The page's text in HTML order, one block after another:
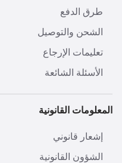
طرق الدفع
الشحن والتوصيل
تعليمات الإرجاع
الأسئلة الشائعة
المعلومات القانونية
إشعار قانوني
الشؤون القانونية